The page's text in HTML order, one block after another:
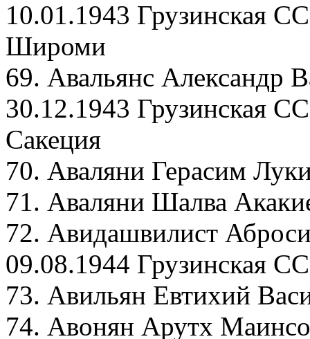
10.01.1943 Грузинская
Широми
69. Авальянс Александр
30.12.1943 Грузинская
Сакеция
70. Аваляни Герасим
71. Аваляни Шалва
72. Авидашвилист
09.08.1944 Грузинская
73. Авильян Евтихий
74. Авонян Арутх